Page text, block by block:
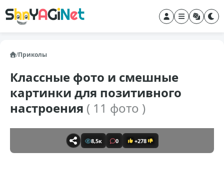
/Приколы
Классные фото и смешные
картинки для позитивного
настроения ( 11 фото )
8,5к 0 +278